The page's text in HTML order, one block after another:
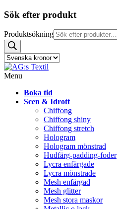
Sök efter produkt
Produktsökning
Menu
Boka tid
Scen & Idrott
Chiffong
Chiffong shiny
Chiffong stretch
Hologram
Hologram mönstrad
Hudfärg-padding-foder
Lycra enfärgade
Lycra mönstrade
Mesh enfärgad
Mesh glitter
Mesh stora maskor